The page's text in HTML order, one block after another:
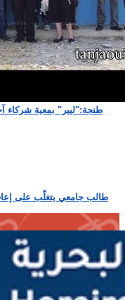
طنجة:"ليير" بمعية شركاء
طالب جامعي يتغلّب على